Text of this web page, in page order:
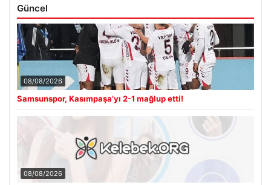
Güncel
08/08/2026
Samsunspor, Kasımpaşa’yı 2-1 mağlup etti!
08/08/2026